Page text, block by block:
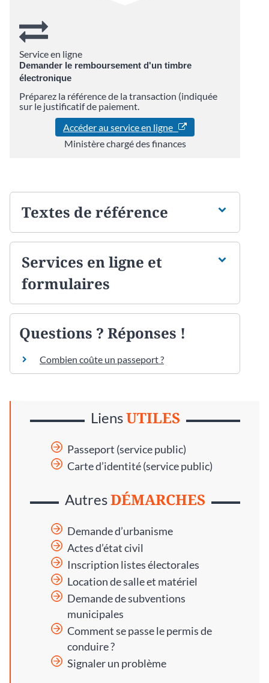
Service en ligne
Demander le remboursement d'un timbre
électronique
Préparez la référence de la transaction (indiquée
sur le justificatif de paiement.
Accéder au service en ligne
Ministère chargé des finances
Textes de référence
Services en ligne et
formulaires
Questions ? Réponses !
Combien coûte un passeport ?
LiensUTILES
Passeport (service public)
Carte d’identité (service public)
AutresDÉMARCHES
Demande d’urbanisme
Actes d’état civil
Inscription listes électorales
Location de salle et matériel
Demande de subventions
municipales
Comment se passe le permis de
conduire ?
Signaler un problème